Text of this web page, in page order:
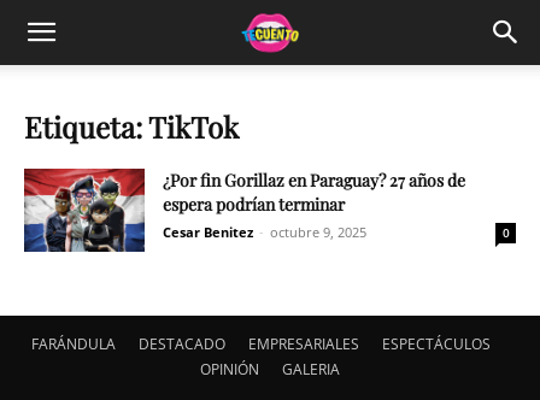
Etiqueta: TikTok
¿Por fin Gorillaz en Paraguay? 27 años de
espera podrían terminar
Cesar Benitez - octubre 9, 2025 0
FARÁNDULA DESTACADO EMPRESARIALES
ESPECTÁCULOS
OPINIÓN
GALERIA